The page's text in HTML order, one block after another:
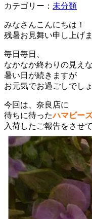
カテゴリー： 未分類
みなさんこんにちは！
残暑お見舞い申し上げ
毎日毎日、
なかなか終わりの見え
暑い日が続きますが
お元気でお過ごしでしょ
今回は、奈良店に
待ちに待ったハマビー
入荷したご報告をさせ